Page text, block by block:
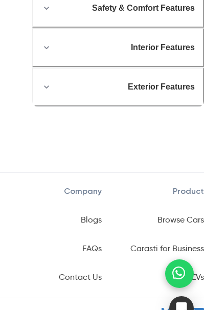
Safety & Comfort Features
Interior Features
Exterior Features
Product
Browse Cars
Carasti for Business
EVs
Company
Blogs
FAQs
Contact Us